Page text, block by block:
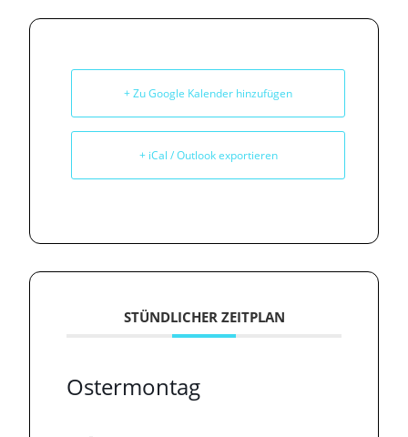
+ Zu Google Kalender hinzufügen
+ iCal / Outlook exportieren
STÜNDLICHER ZEITPLAN
Ostermontag